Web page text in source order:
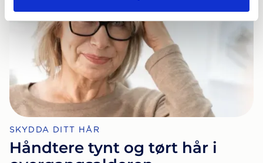
SKYDDA DITT HÅR
Håndtere tynt og tørt hår i